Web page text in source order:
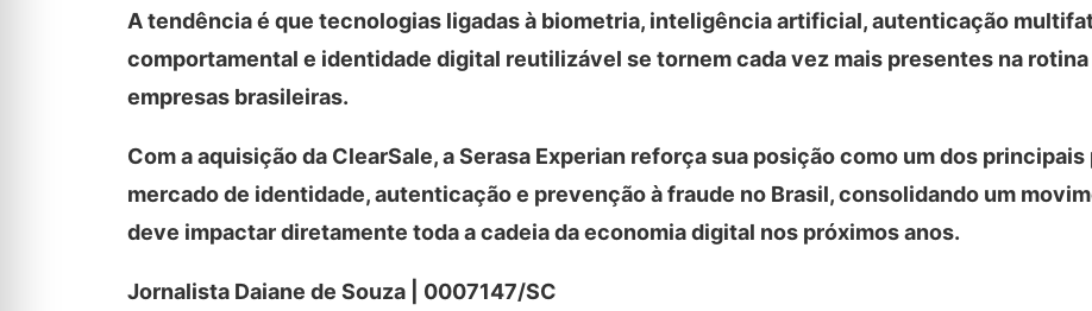
A tendência é que tecnologias ligadas à biometria, inteligência artificial, autenticação
comportamental e identidade digital reutilizável se tornem cada vez mais presentes na rotina
empresas brasileiras.
Com a aquisição da ClearSale, a Serasa Experian reforça sua posição como um dos
mercado de identidade, autenticação e prevenção à fraude no Brasil, consolidando um
deve impactar diretamente toda a cadeia da economia digital nos próximos anos.
Jornalista Daiane de Souza | 0007147/SC